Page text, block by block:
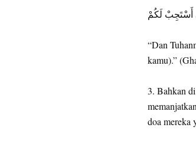
أَسْتَجِبْ لَكُمْ
“Dan
kamu).”
3. Bahkan
doa mereka